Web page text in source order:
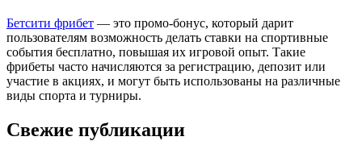
Бетсити фрибет — это промо-бонус, который дарит
пользователям возможность делать ставки на спортивные
события бесплатно, повышая их игровой опыт. Такие
фрибеты часто начисляются за регистрацию, депозит или
участие в акциях, и могут быть использованы на различные
виды спорта и турниры.
Свежие публикации